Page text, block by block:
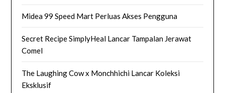
Midea 99 Speed Mart Perluas Akses Pengguna
Secret Recipe SimplyHeal Lancar Tampalan Jerawat
Comel
The Laughing Cow x Monchhichi Lancar Koleksi
Eksklusif